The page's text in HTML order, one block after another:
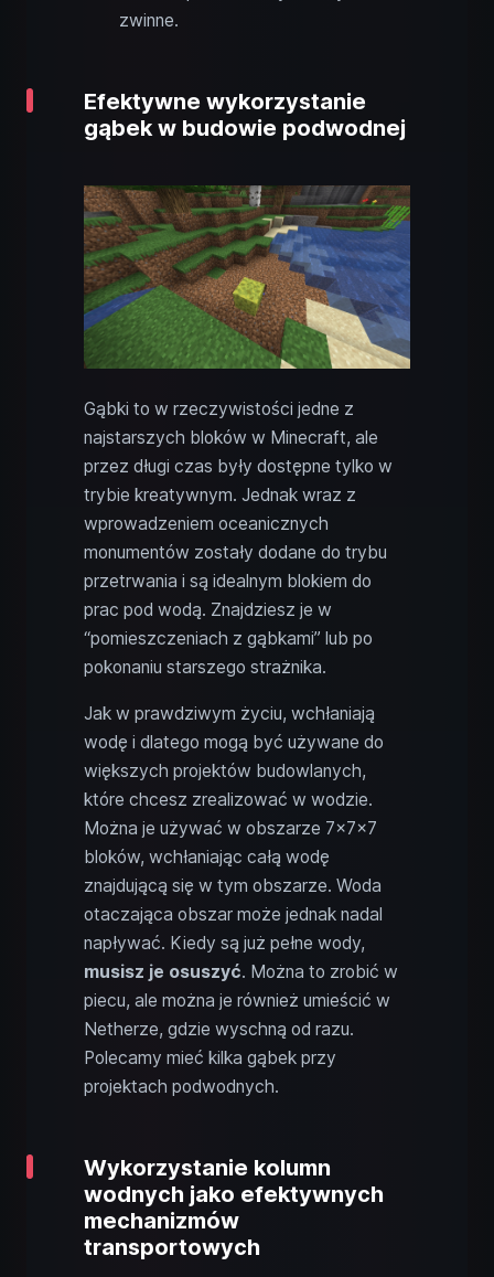
zwinne.
Efektywne wykorzystanie
gąbek w budowie podwodnej
Gąbki to w rzeczywistości jedne z
najstarszych bloków w Minecraft, ale
przez długi czas były dostępne tylko w
trybie kreatywnym. Jednak wraz z
wprowadzeniem oceanicznych
monumentów zostały dodane do trybu
przetrwania i są idealnym blokiem do
prac pod wodą. Znajdziesz je w
“pomieszczeniach z gąbkami” lub po
pokonaniu starszego strażnika.
Jak w prawdziwym życiu, wchłaniają
wodę i dlatego mogą być używane do
większych projektów budowlanych,
które chcesz zrealizować w wodzie.
Można je używać w obszarze 7x7x7
bloków, wchłaniając całą wodę
znajdującą się w tym obszarze. Woda
otaczająca obszar może jednak nadal
napływać. Kiedy są już pełne wody,
musisz je osuszyć. Można to zrobić w
piecu, ale można je również umieścić w
Netherze, gdzie wyschną od razu.
Polecamy mieć kilka gąbek przy
projektach podwodnych.
Wykorzystanie kolumn
wodnych jako efektywnych
mechanizmów
transportowych